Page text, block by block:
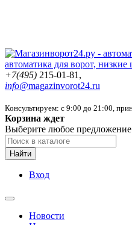
+7(495) 215-01-81,
info@magazinvorot24.ru
Консультируем: с 9:00 до 21:00,
Корзина ждет
Выберите любое предложение
Найти
Вход
Новости